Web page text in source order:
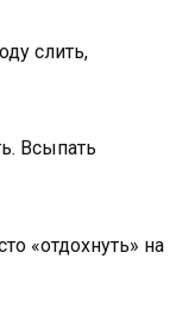
слить,
Всыпать
«отдохнуть» на